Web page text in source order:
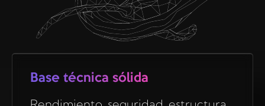
Base técnica sólida